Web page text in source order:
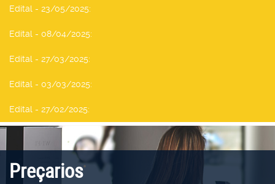
Edital - 23/05/2025:
Edital - 08/04/2025:
Edital - 27/03/2025:
Edital - 03/03/2025:
Edital - 27/02/2025:
Preçarios